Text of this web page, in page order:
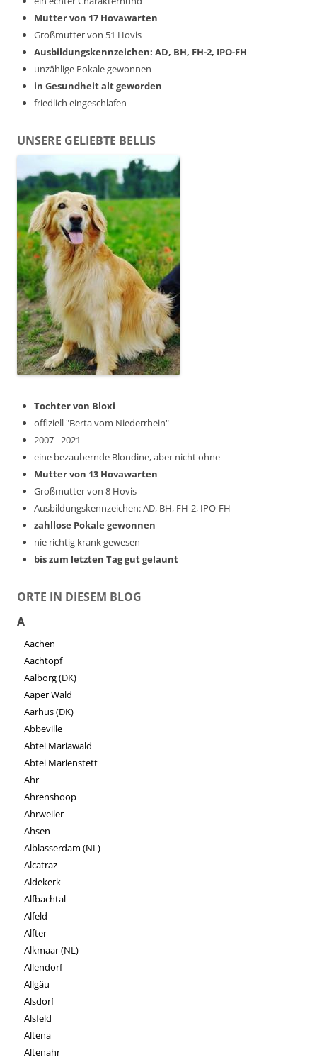
Mutter von 17 Hovawarten
Großmutter von 51 Hovis
Ausbildungskennzeichen: AD, BH, FH-2, IPO-FH
unzählige Pokale gewonnen
in Gesundheit alt geworden
friedlich eingeschlafen
UNSERE GELIEBTE BELLIS
Tochter von Bloxi
offiziell "Berta vom Niederrhein"
2007 - 2021
eine bezaubernde Blondine, aber nicht ohne
Mutter von 13 Hovawarten
Großmutter von 8 Hovis
Ausbildungskennzeichen: AD, BH, FH-2, IPO-FH
zahllose Pokale gewonnen
nie richtig krank gewesen
bis zum letzten Tag gut gelaunt
ORTE IN DIESEM BLOG
A
Aachen
Aachtopf
Aalborg (DK)
Aaper Wald
Aarhus (DK)
Abbeville
Abtei Mariawald
Abtei Marienstett
Ahr
Ahrenshoop
Ahrweiler
Ahsen
Alblasserdam (NL)
Alcatraz
Aldekerk
Alfbachtal
Alfeld
Alfter
Alkmaar (NL)
Allendorf
Allgäu
Alsdorf
Alsfeld
Altena
Altenahr